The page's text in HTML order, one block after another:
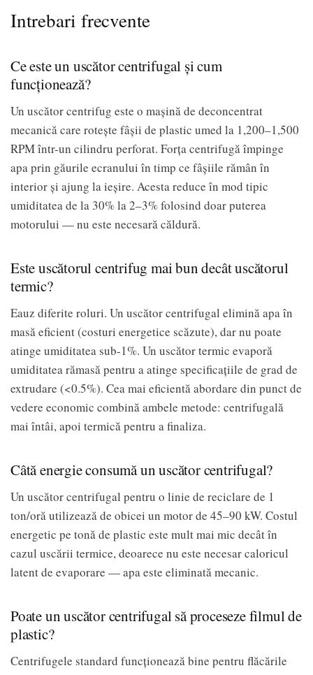
Intrebari frecvente
Ce este un uscător centrifugal și cum
funcționează?
Un uscător centrifug este o mașină de deconcentrat
mecanică care rotește fâșii de plastic umed la 1,200–1,500
RPM într-un cilindru perforat. Forța centrifugă împinge
apa prin găurile ecranului în timp ce fâșiile rămân în
interior și ajung la ieșire. Acesta reduce în mod tipic
umiditatea de la 30% la 2–3% folosind doar puterea
motorului — nu este necesară căldură.
Este uscătorul centrifug mai bun decât uscătorul
termic?
Eauz diferite roluri. Un uscător centrifugal elimină apa în
masă eficient (costuri energetice scăzute), dar nu poate
atinge umiditatea sub-1%. Un uscător termic evaporă
umiditatea rămasă pentru a atinge specificațiile de grad de
extrudare (<0.5%). Cea mai eficientă abordare din punct de
vedere economic combină ambele metode: centrifugală
mai întâi, apoi termică pentru a finaliza.
Câtă energie consumă un uscător centrifugal?
Un uscător centrifugal pentru o linie de reciclare de 1
ton/oră utilizează de obicei un motor de 45–90 kW. Costul
energetic pe tonă de plastic este mult mai mic decât în
cazul uscării termice, deoarece nu este necesar caloricul
latent de evaporare — apa este eliminată mecanic.
Poate un uscător centrifugal să proceseze filmul de
plastic?
Centrifugele standard funcționează bine pentru flăcările